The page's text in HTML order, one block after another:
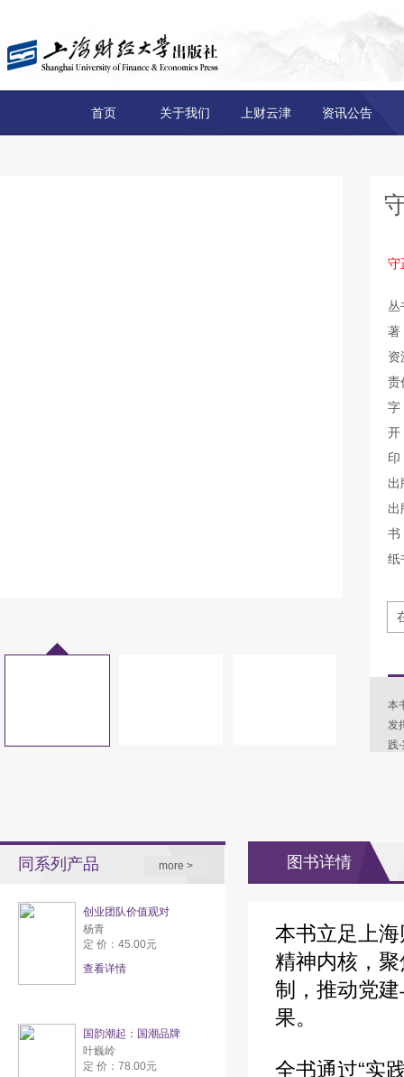
首页 关于我们 上财云津 资讯公告
守
丛
著
资
责
出
出
纸
本
发
践
同系列产品 more >
创业团队价值观对
杨青
定 价：45.00元
查看详情
国韵潮起：国潮品牌
叶巍岭
定 价：78.00元
图书详情
本书立足上
精神内核，
制，推动党
果。
全书通过“实